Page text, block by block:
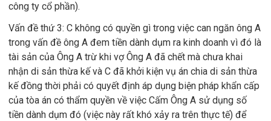
công ty cổ phần).
Vấn đề thứ 3: C không có quyền gì trong việc can ngăn ông A
trong vấn đề ông A đem tiền dành dụm ra kinh doanh vì đó là
tài sản của Ông A trừ khi vợ Ông A đã chết mà chưa khai
nhận di sản thừa kế và C đã khởi kiện vụ án chia di sản thừa
kế đồng thời phải có quyết định áp dụng biện pháp khẩn cấp
của tòa án có thẩm quyền về việc Cấm Ông A sử dụng số
tiền dành dụm đó (việc này rất khó xảy ra trên thực tế) để